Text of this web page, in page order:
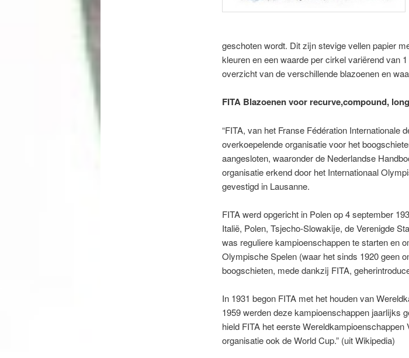
geschoten wordt. Dit zijn stevige vellen papier
kleuren en een waarde per cirkel variërend van
overzicht van de verschillende blazoenen en
FITA Blazoenen voor recurve,compound,
“FITA, van het Franse Fédération Internationale
overkoepelende organisatie voor het
aangesloten, waaronder de Nederlandse
organisatie erkend door het Internationaal
gevestigd in Lausanne.
FITA werd opgericht in Polen op 4 september
Italië, Polen, Tsjecho-Slowakije, de Verenigde
was reguliere kampioenschappen te starten en
Olympische Spelen (waar het sinds 1920 geen
boogschieten, mede dankzij FITA,
In 1931 begon FITA met het houden van
1959 werden deze kampioenschappen jaarlijks
hield FITA het eerste
organisatie ook de World Cup.” (uit Wikipedia)